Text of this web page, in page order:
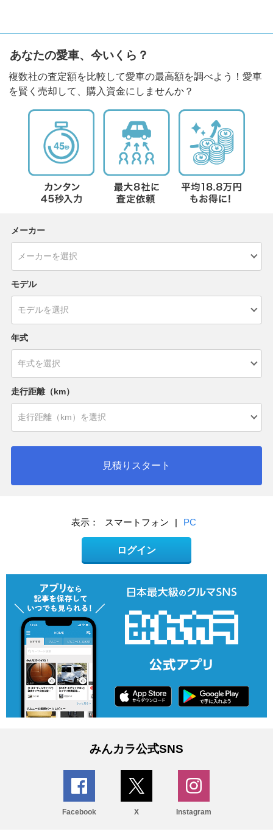
あなたの愛車、今いくら？
複数社の査定額を比較して愛車の最高額を調べよう！愛車
を賢く売却して、購入資金にしませんか？
メーカー
モデル
年式
走行距離（km）
見積りスタート
表示： スマートフォン | PC
ログイン
みんカラ公式SNS
Facebook X Instagram